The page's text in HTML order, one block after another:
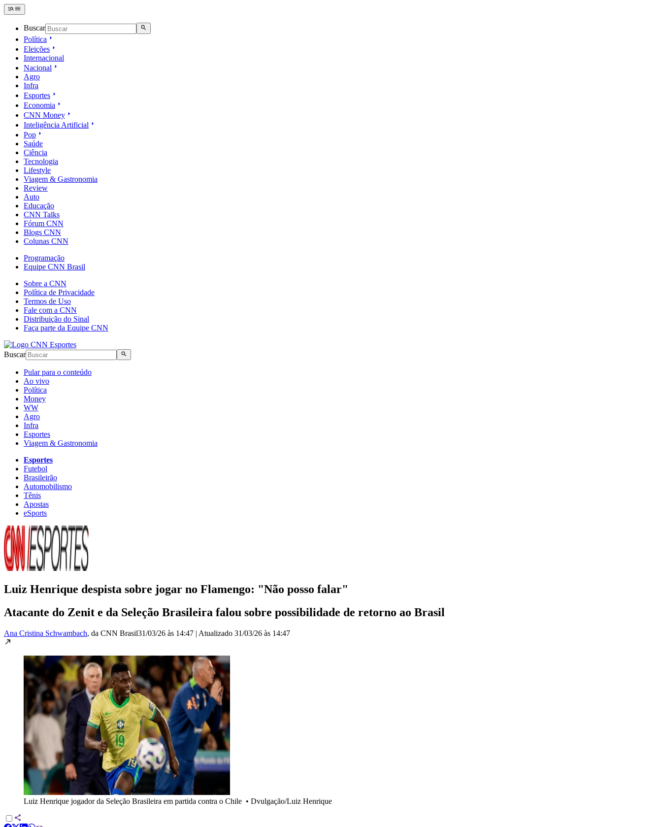
Buscar
Política
Eleições
Internacional
Nacional
Agro
Infra
Esportes
Economia
CNN Money
Inteligência Artificial
Pop
Saúde
Ciência
Tecnologia
Lifestyle
Viagem & Gastronomia
Review
Auto
Educação
CNN Talks
Fórum CNN
Blogs CNN
Colunas CNN
Programação
Equipe CNN Brasil
Sobre a CNN
Política de Privacidade
Termos de Uso
Fale com a CNN
Distribuição do Sinal
Faça parte da Equipe CNN
Buscar
Pular para o conteúdo
Ao vivo
Política
Money
WW
Agro
Infra
Esportes
Viagem & Gastronomia
Esportes
Futebol
Brasileirão
Automobilismo
Tênis
Apostas
eSports
Luiz Henrique despista sobre jogar no Flamengo: "Não posso falar"
Atacante do Zenit e da Seleção Brasileira falou sobre possibilidade de retorno ao Brasil
Ana Cristina Schwambach, da CNN Brasil31/03/26 às 14:47 | Atualizado 31/03/26 às 14:47
Luiz Henrique jogador da Seleção Brasileira em partida contra o Chile • Dvulgação/Luiz Henrique